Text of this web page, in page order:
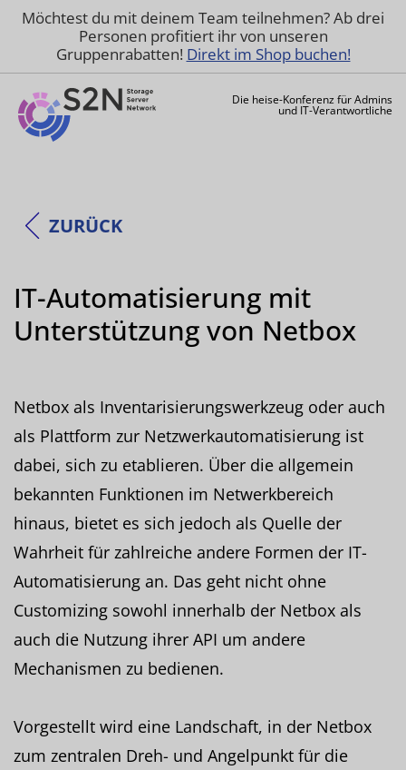
Möchtest du mit deinem Team teilnehmen? Ab drei
Personen profitiert ihr von unseren
Gruppenrabatten! Direkt im Shop buchen!
Die heise-Konferenz für Admins
und IT-Verantwortliche
ZURÜCK
IT-Automatisierung mit
Unterstützung von Netbox
Netbox als Inventarisierungswerkzeug oder auch
als Plattform zur Netzwerkautomatisierung ist
dabei, sich zu etablieren. Über die allgemein
bekannten Funktionen im Netwerkbereich
hinaus, bietet es sich jedoch als Quelle der
Wahrheit für zahlreiche andere Formen der IT-
Automatisierung an. Das geht nicht ohne
Customizing sowohl innerhalb der Netbox als
auch die Nutzung ihrer API um andere
Mechanismen zu bedienen.
Vorgestellt wird eine Landschaft, in der Netbox
zum zentralen Dreh- und Angelpunkt für die